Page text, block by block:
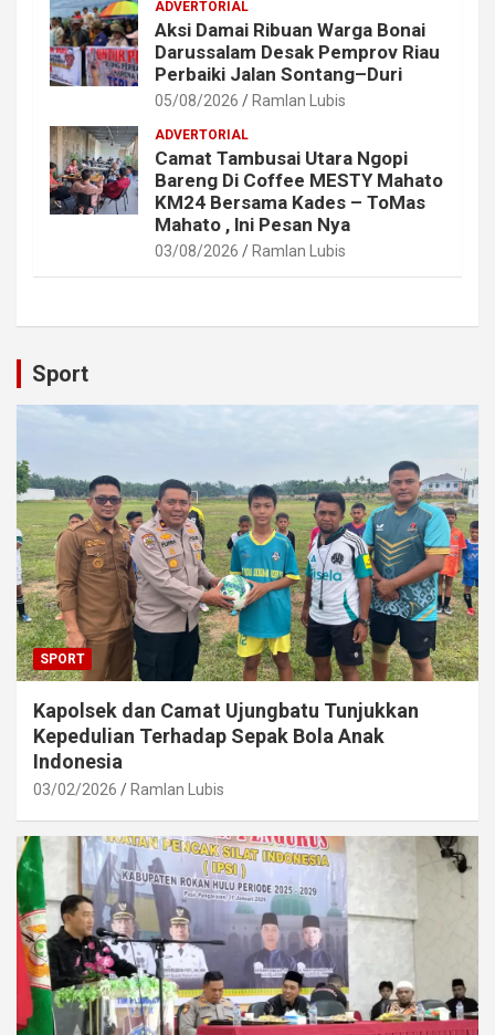
ADVERTORIAL
Aksi Damai Ribuan Warga Bonai
Darussalam Desak Pemprov Riau
Perbaiki Jalan Sontang–Duri
05/08/2026 Ramlan Lubis
ADVERTORIAL
Camat Tambusai Utara Ngopi
Bareng Di Coffee MESTY Mahato
KM24 Bersama Kades – ToMas
Mahato , lni Pesan Nya
03/08/2026 Ramlan Lubis
Sport
SPORT
Kapolsek dan Camat Ujungbatu Tunjukkan
Kepedulian Terhadap Sepak Bola Anak
Indonesia
03/02/2026 Ramlan Lubis